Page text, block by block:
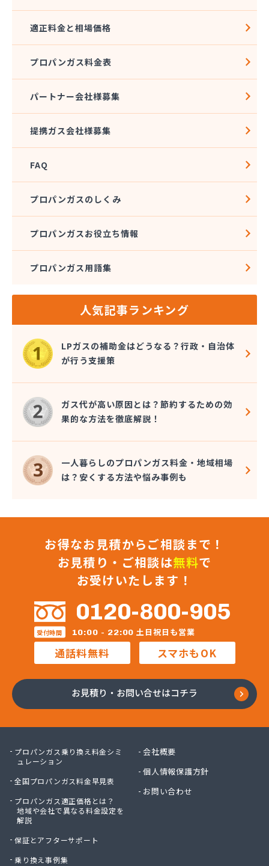
玉名プロパン販売所
玉名団地プロパン株式会社
熊本ガス開発株式会社
熊本クミアイプロパン株式会社
熊本クミアイプロパン株式会社 城北配送センター
熊本県LPガス協会（一般社団法人）お客様相談所
熊本石油株式会社 Dr・Drive 健軍エコ・ステー
ション
熊本石油株式会社 Dr・Drive 清水エコ・ステー
熊本石油株式会社 春日オートガス・スタンド
熊本石油株式会社 阿蘇充填所
熊本石油株式会社 宇土充填所
熊本石油株式会社 人吉充填・油槽所
熊本石油株式会社 人吉充填・油槽所
熊本石油株式会社 八代ガスセンター
光永プロパン店
幸輝住設株式会社
広瀬プロパン
荒木商店
合資会社阿蘇プロパン商会
合資会社花田プロパン
合資会社台信商店
佐伯商店
堺プロパン店
三愛オブリガス九州株式会社 熊本営業所
三愛オブリガス九州株式会社 熊本支店
山部石油店
狩場ガス住機株式会社
緒方瓦斯店
小原プロパン
小川商店
昭和電工株式会社熊本ガスセンター
松村石油ガス商会
松島プロパンガス株式会社
上竹プロパン
城南プロパンガス商会
人吉木炭株式会社
西吉美商店
西島燃料店
西部ガスエネルギー株式会社 熊本支店
川口ガス設備
早川俊春商店
村上プロパン店
適正料金と相場価格
プロパンガス料金表
パートナー会社様募集
提携ガス会社様募集
FAQ
プロパンガスのしくみ
プロパンガスお役立ち情報
プロパンガス用語集
人気記事ランキング
LPガスの補助金はどうなる？行政・自治体
が行う支援策
ガス代が高い原因とは？節約するための効
果的な方法を徹底解説！
一人暮らしのプロパンガス料金・地域相場
は？安くする方法や悩み事例も
お得なお見積からご相談まで！
お見積り・ご相談は無料で
お受けいたします！
0120-800-905
受付時間 10:00 - 22:00 土日祝日も営業
通話料無料 スマホもOK
お見積り・お問い合せはコチラ
プロパンガス乗り換え料金シミ
ュレーション
全国プロパンガス料金早見表
プロパンガス適正価格とは？
地域や会社で異なる料金設定を
解説
保証とアフターサポート
乗り換え事例集
会社概要
個人情報保護方針
お問い合わせ